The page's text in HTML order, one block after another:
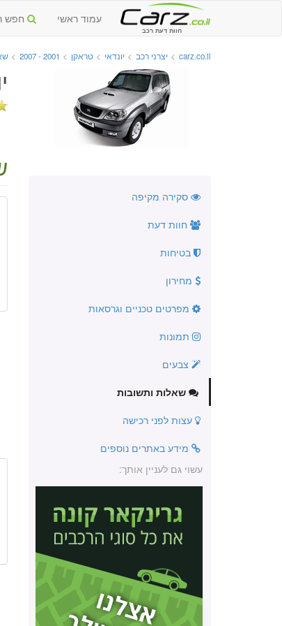
חוות דעת רכב
עמוד ראשי חפש
carz.co.il
> יצרני רכב > יונדאי > טראקן >
2001 - 2007
>
סקירה מקיפה
חוות דעת
בטיחות
מחירון
מפרטים טכניים וגרסאות
תמונות
צבעים
שאלות ותשובות
עצות לפני רכישה
מידע באתרים נוספים
עשוי גם לעניין אותך: